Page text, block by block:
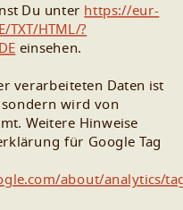
Du unter https://eur-
TXT/HTML/?
einsehen.
verarbeiteten Daten ist
wird von
Weitere Hinweise
für Google Tag
about/analytics/